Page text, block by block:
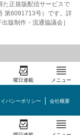
た正規版配信サービスで
第6091713号）です。詳
版制作・流通協議会］
曜日連載 メニュー
バシーポリシー 会社概要